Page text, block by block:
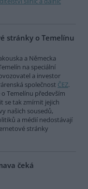
stránky o Temelínu
a Německa
na speciální
a investor
společnost ČEZ.
Temelínu především
se tak zmírnit jejich
našich sousedů,
a médií nedostávají
stránky
čeká